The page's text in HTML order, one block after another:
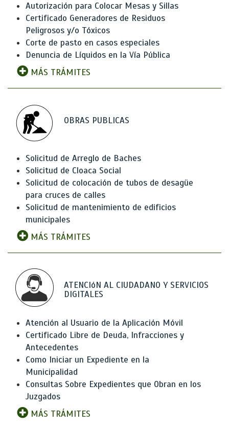
Autorización para Colocar Mesas y Sillas
Certificado Generadores de Residuos
Peligrosos y/o Tóxicos
Corte de pasto en casos especiales
Denuncia de Líquidos en la Vía Pública
MÁS TRÁMITES
OBRAS PUBLICAS
Solicitud de Arreglo de Baches
Solicitud de Cloaca Social
Solicitud de colocación de tubos de desagüe
para cruces de calles
Solicitud de mantenimiento de edificios
municipales
MÁS TRÁMITES
ATENCIóN AL CIUDADANO Y SERVICIOS
DIGITALES
Atención al Usuario de la Aplicación Móvil
Certificado Libre de Deuda, Infracciones y
Antecedentes
Como Iniciar un Expediente en la
Municipalidad
Consultas Sobre Expedientes que Obran en los
Juzgados
MÁS TRÁMITES